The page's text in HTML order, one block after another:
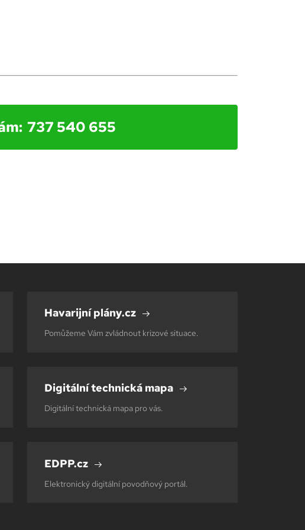
737 540 655
Havarijní plány.cz
Pomůžeme Vám zvládnout krizové situace.
Digitální technická mapa
Digitální technická mapa pro vás.
EDPP.cz
Elektronický digitální povodňový portál.